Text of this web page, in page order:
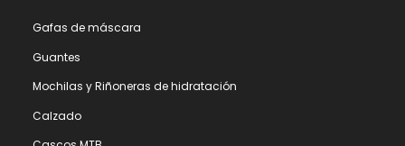
Gafas de máscara
Guantes
Mochilas y Riñoneras de hidratación
Calzado